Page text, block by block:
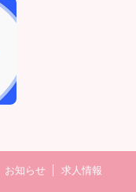
お知らせ 求人情報